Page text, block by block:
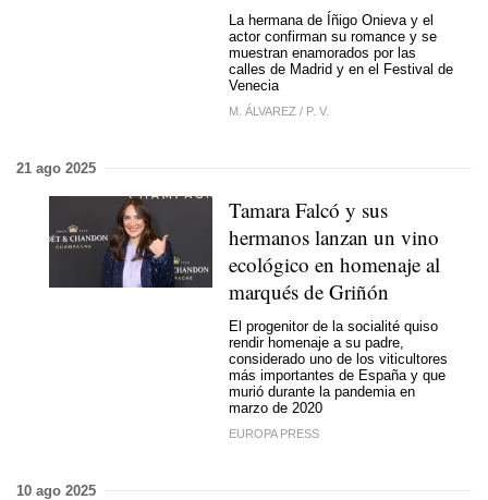
La hermana de Íñigo Onieva y el
actor confirman su romance y se
muestran enamorados por las
calles de Madrid y en el Festival de
Venecia
M. ÁLVAREZ / P. V.
21 ago 2025
Tamara Falcó y sus
hermanos lanzan un vino
ecológico en homenaje al
marqués de Griñón
El progenitor de la socialité quiso
rendir homenaje a su padre,
considerado uno de los viticultores
más importantes de España y que
murió durante la pandemia en
marzo de 2020
EUROPA PRESS
10 ago 2025